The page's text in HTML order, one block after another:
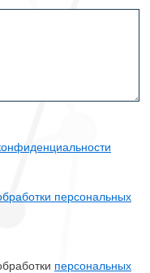
персональных
персональных